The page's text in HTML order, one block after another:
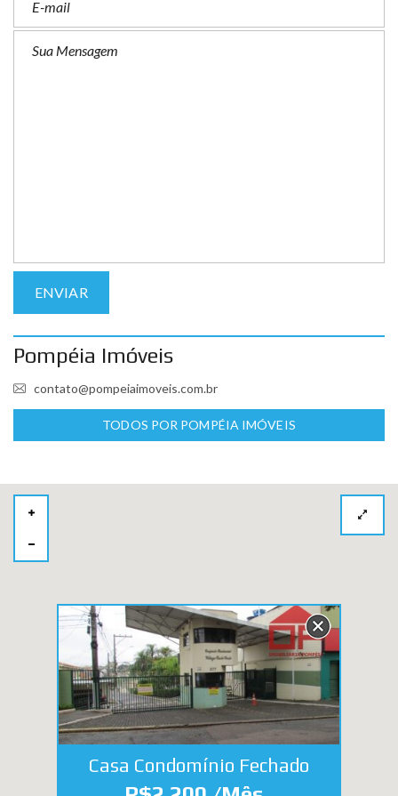
Pompéia Imóveis
contato@pompeiaimoveis.com.br
TODOS POR POMPÉIA IMÓVEIS
Casa Condomínio Fechado